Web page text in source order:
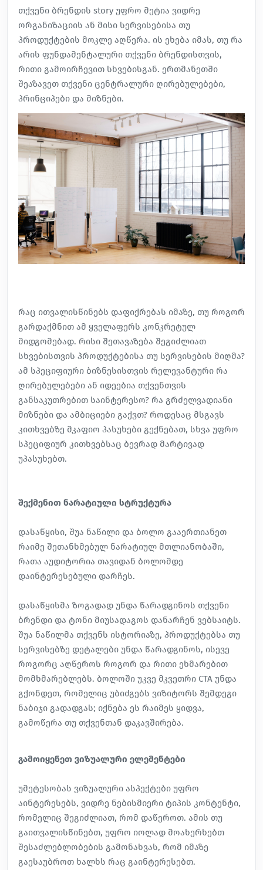
თქვენი ბრენდის story უფრო მეტია ვიდრე
ორგანიზაციის ან მისი სერვისებისა თუ
პროდუქტების მოკლე აღწერა. ის ეხება იმას, თუ რა
არის ფუნდამენტალური თქვენი ბრენდისთვის,
რითი გამოირჩევით სხვებისგან. ერთმანეთში
შეაზავეთ თქვენი ცენტრალური ღირებულებები,
პრინციპები და მიზნები.
რაც ითვალისწინებს დაფიქრებას იმაზე, თუ როგორ
გარდაქმნით ამ ყველაფერს კონკრეტულ
მიდგომებად. რისი შეთავაზება შეგიძლიათ
სხვებისთვის პროდუქტებისა თუ სერვისების მიღმა?
ამ სპეციფიური ბიზნესისთვის რელევანტური რა
ღირებულებები ან იდეებია თქვენთვის
განსაკუთრებით საინტერესო? რა გრძელვადიანი
მიზნები და ამბიციები გაქვთ? როდესაც მსგავს
კითხვებზე მკაფიო პასუხები გექნებათ, სხვა უფრო
სპეციფიურ კითხვებსაც ბევრად მარტივად
უპასუხებთ.
შექმენით ნარატიული სტრუქტურა
დასაწყისი, შუა ნაწილი და ბოლო გააერთიანეთ
რაიმე შეთანხმებულ ნარატიულ მთლიანობაში,
რათა აუდიტორია თავიდან ბოლომდე
დაინტერესებული დარჩეს.
დასაწყისმა ზოგადად უნდა წარადგინოს თქვენი
ბრენდი და ტონი მიუსადაგოს დანარჩენ ვებსაიტს.
შუა ნაწილმა თქვენს ისტორიაზე, პროდუქტებსა თუ
სერვისებზე დეტალები უნდა წარადგინოს, ისევე
როგორც აღწეროს როგორ და რითი ეხმარებით
მომხმარებლებს. ბოლოში უკვე მკვეთრი CTA უნდა
გქონდეთ, რომელიც უბიძგებს ვიზიტორს შემდეგი
ნაბიჯი გადადგას; იქნება ეს რაიმეს ყიდვა,
გამოწერა თუ თქვენთან დაკავშირება.
გამოიყენეთ ვიზუალური ელემენტები
უმეტესობას ვიზუალური ასპექტები უფრო
აინტერესებს, ვიდრე ნებისმიერი ტიპის კონტენტი,
რომელიც შეგიძლიათ, რომ დაწეროთ. ამის თუ
გაითვალისწინებთ, უფრო იოლად მოახერხებთ
შესაძლებლობების გამონახვას, რომ იმაზე
გაესაუბროთ ხალხს რაც გაინტერესებთ.